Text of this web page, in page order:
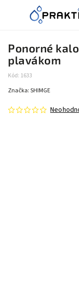
Ponorné
plavákom
Kód: 1633
Značka:SHIMGE